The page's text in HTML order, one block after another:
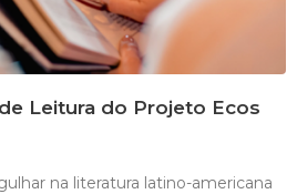
Leitura do Projeto Ecos
na literatura latino-americana